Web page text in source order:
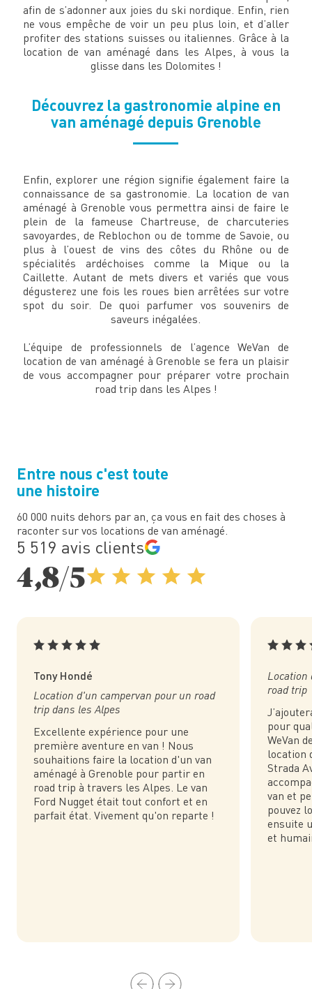
afin de s’adonner aux joies du ski nordique. Enfin, rien
ne vous empêche de voir un peu plus loin, et d’aller
profiter des stations suisses ou italiennes. Grâce à la
location de van aménagé dans les Alpes, à vous la
glisse dans les Dolomites !
Découvrez la gastronomie alpine en
van aménagé depuis Grenoble
Enfin, explorer une région signifie également faire la
connaissance de sa gastronomie. La location de van
aménagé à Grenoble vous permettra ainsi de faire le
plein de la fameuse Chartreuse, de charcuteries
savoyardes, de Reblochon ou de tomme de Savoie, ou
plus à l’ouest de vins des côtes du Rhône ou de
spécialités ardéchoises comme la Mique ou la
Caillette. Autant de mets divers et variés que vous
dégusterez une fois les roues bien arrêtées sur votre
spot du soir. De quoi parfumer vos souvenirs de
saveurs inégalées.
L’équipe de professionnels de l’agence WeVan de
location de van aménagé à Grenoble se fera un plaisir
de vous accompagner pour préparer votre prochain
road trip dans les Alpes !
Entre nous c'est toute
une histoire
60 000 nuits dehors par an, ça vous en fait des choses à
raconter sur vos locations de van aménagé.
5 519 avis clients
4,8/5
Tony Hondé
Location d'un campervan pour un road
trip dans les Alpes
Excellente expérience pour une
première aventure en van ! Nous
souhaitions faire la location d'un van
aménagé à Grenoble pour partir en
road trip à travers les Alpes. Le van
Ford Nugget était tout confort et en
parfait état. Vivement qu'on reparte !
Location
road trip
pour
WeVan
location
Strada
van et
pouvez
ensuite
et